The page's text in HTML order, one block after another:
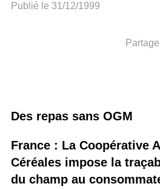
Publié le 31/12/1999
Des repas sans OGM
France : La Coopérative
Céréales impose la
du champ au